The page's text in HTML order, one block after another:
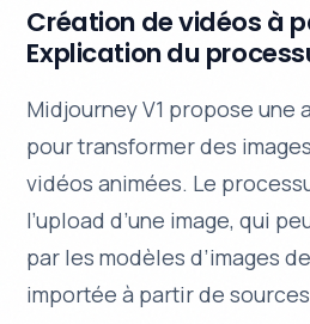
Création de vidéos à
Explication du
Midjourney V1 propose une
pour transformer des
vidéos animées. Le
l’upload d’une image, qui
par les modèles d’images
importée à partir de